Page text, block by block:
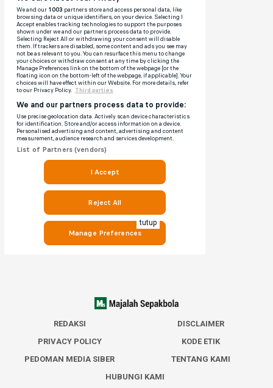
REDAKSI
DISCLAIMER
PRIVACY POLICY
KODE ETIK
PEDOMAN MEDIA SIBER
TENTANG KAMI
HUBUNGI KAMI
tutup